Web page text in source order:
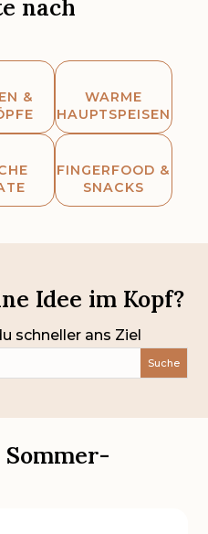
nach
&
WARME
HAUPTSPEISEN
FINGERFOOD &
SNACKS
Idee im Kopf?
schneller ans Ziel